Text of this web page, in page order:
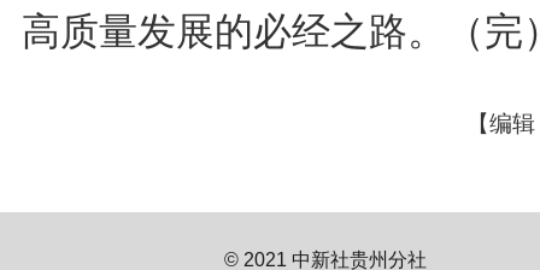
高质量发展的必经之路。（完
【编
© 2021 中新社贵州分社